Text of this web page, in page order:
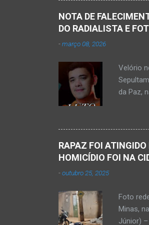
Minas.
Rosa,
NOTA DE
DO RADIALISTA E
-março 08, 2026
Velório
da Paz,
desse
Nardone
Sílvio da
desde
Que o
RAPAZ FOI
HOMICÍDIO FOI NA
-outubro 25, 2025
Foto
Minas,
Júnior)